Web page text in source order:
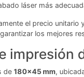
láser más
el precio
los mejores
impresión
de 180x45 mm,